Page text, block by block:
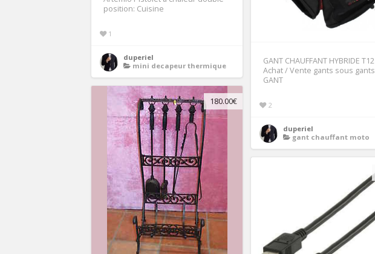
position: Cuisine
1
duperiel
mini decapeur thermique
GANT CHAUFFANT HYBRIDE T12
Achat / Vente gants sous gants
GANT
2
duperiel
gant chauffant moto
180.00€